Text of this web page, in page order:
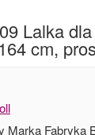
Lalka dla
cm,
Marka Fabryka